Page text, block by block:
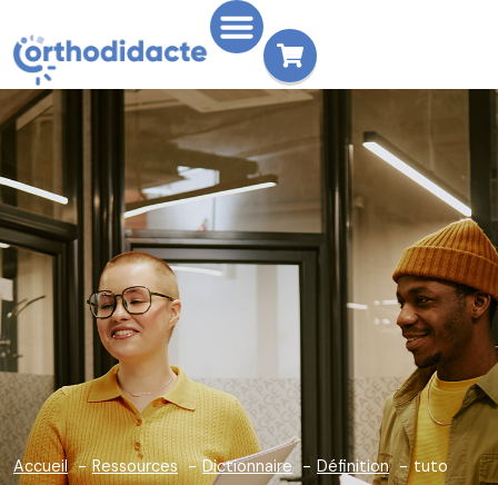
Accueil Ressources Dictionnaire Définition tuto